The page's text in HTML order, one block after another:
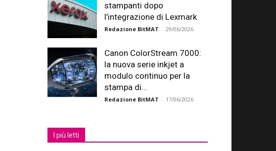
stampanti dopo
l’integrazione di Lexmark
Redazione BitMAT - 29/06/2026
Canon ColorStream 7000:
la nuova serie inkjet a
modulo continuo per la
stampa di...
Redazione BitMAT - 17/06/2026
I più letti